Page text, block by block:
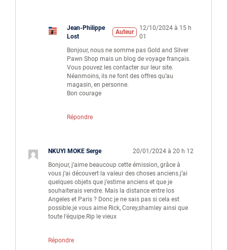
Jean-Philippe
Lost
Auteur
12/10/2024 à 15 h
01
Bonjour, nous ne somme pas Gold and Silver
Pawn Shop mais un blog de voyage français.
Vous pouvez les contacter sur leur site.
Néanmoins, ils ne font des offres qu’au
magasin, en personne.
Bon courage
Répondre
NKUYI MOKE Serge
20/01/2024 à 20 h 12
Bonjour, j’aime beaucoup cette émission, grâce à
vous j’ai découvert la valeur des choses anciens.j’ai
quelques objets que j’estime anciens et que je
souhaiterais vendre. Mais la distance entre los
Angeles et Paris ? Donc je ne sais pas si cela est
possible.je vous aime Rick, Corey,shamley ainsi que
toute l’équipe.Rip le vieux
Répondre